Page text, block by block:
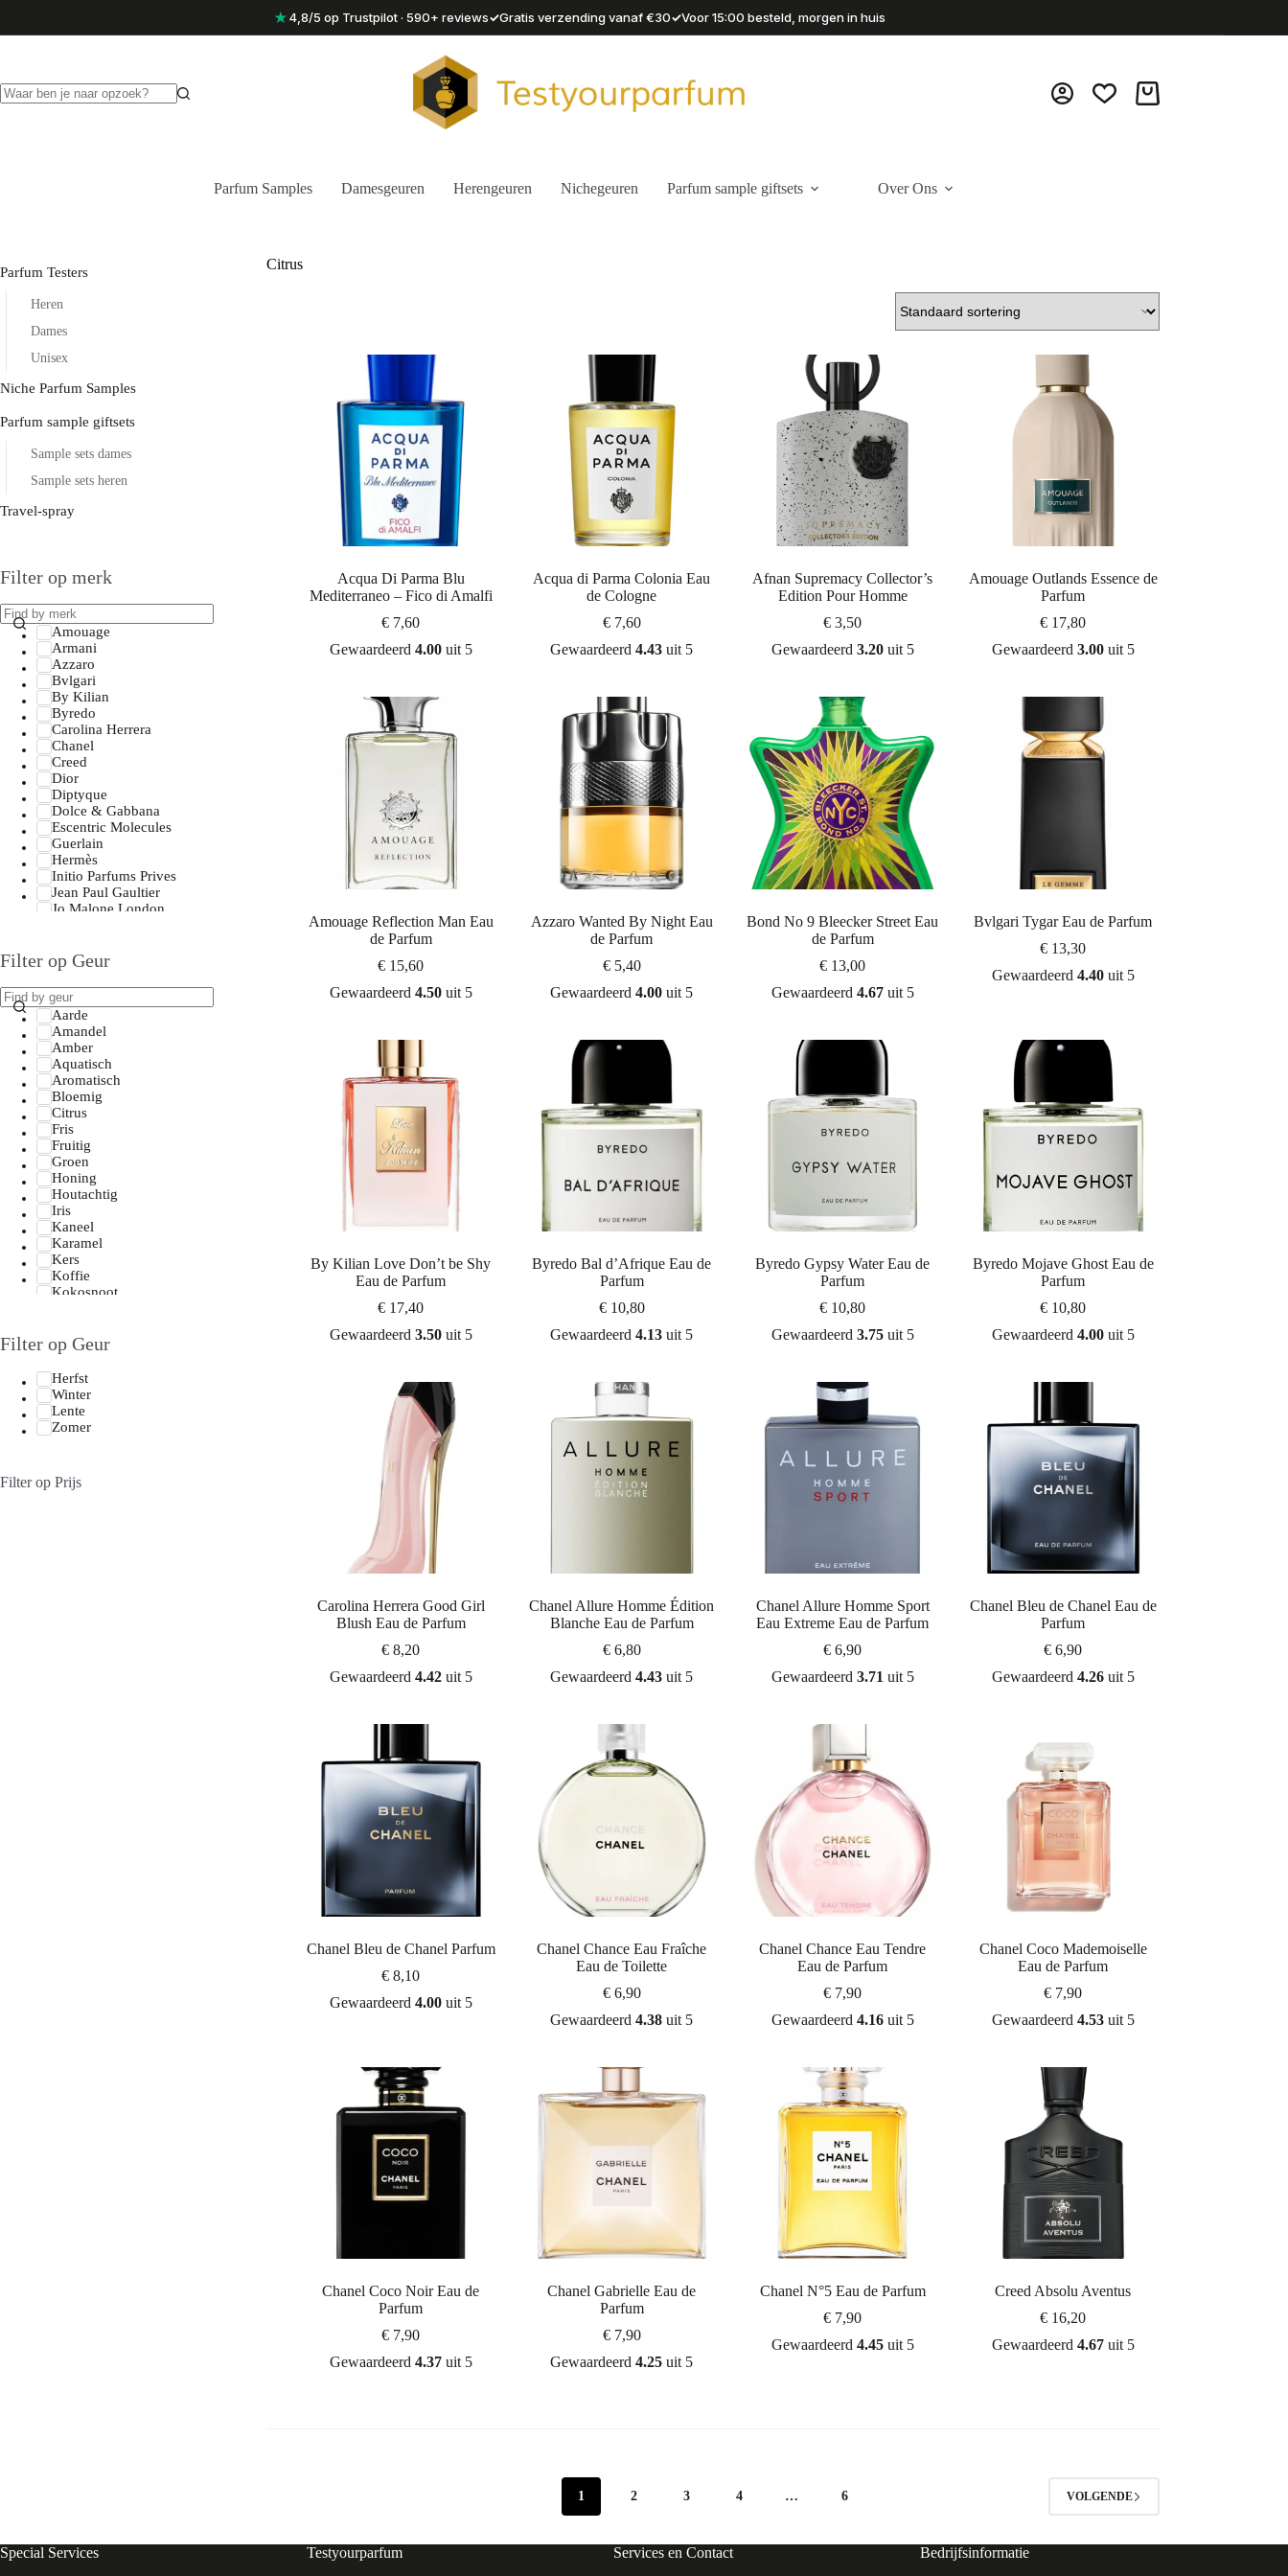
★4,8/5 op Trustpilot · 590+ reviews✓Gratis verzending vanaf €30✓Voor 15:00 besteld, morgen in huis
Winkelwagen
Parfum Samples Damesgeuren Herengeuren Nichegeuren Parfum sample giftsets Over Ons
Citrus
Acqua Di Parma Blu
Mediterraneo – Fico di Amalfi
€ 7,60
Gewaardeerd 4.00uit 5
Acqua di Parma Colonia Eau
de Cologne
€7,60
Gewaardeerd4.43 uit 5
Afnan Supremacy Collector’s
Edition Pour Homme
€ 3,50
Gewaardeerd 3.20uit 5
Amouage Outlands Essence de
Parfum
€ 17,80
Gewaardeerd 3.00uit 5
Amouage Reflection Man Eau
de Parfum
€ 15,60
Gewaardeerd 4.50uit 5
Azzaro Wanted By Night Eau
de Parfum
€5,40
Gewaardeerd4.00 uit 5
Bond No 9 Bleecker Street Eau
de Parfum
€ 13,00
Gewaardeerd 4.67uit 5
Bvlgari Tygar Eau de Parfum
€ 13,30
Gewaardeerd 4.40uit 5
By Kilian Love Don’t be Shy
Eau de Parfum
€ 17,40
Gewaardeerd 3.50uit 5
Byredo Bal d’Afrique Eau de
Parfum
€10,80
Gewaardeerd4.13 uit 5
Byredo Gypsy Water Eau de
Parfum
€ 10,80
Gewaardeerd 3.75uit 5
Byredo Mojave Ghost Eau de
Parfum
€ 10,80
Gewaardeerd 4.00uit 5
Carolina Herrera Good Girl
Blush Eau de Parfum
€ 8,20
Gewaardeerd 4.42uit 5
Chanel Allure Homme Édition
Blanche Eau de Parfum
€6,80
Gewaardeerd4.43 uit 5
Chanel Allure Homme Sport
Eau Extreme Eau de Parfum
€ 6,90
Gewaardeerd 3.71 uit 5
Chanel Bleu de Chanel Eau de
Parfum
€ 6,90
Gewaardeerd 4.26uit 5
Chanel Bleu de Chanel Parfum
€ 8,10
Gewaardeerd 4.00uit 5
Chanel Chance Eau Fraîche
Eau de Toilette
€6,90
Gewaardeerd4.38 uit 5
Chanel Chance Eau Tendre
Eau de Parfum
€ 7,90
Gewaardeerd 4.16uit 5
Chanel Coco Mademoiselle
Eau de Parfum
€ 7,90
Gewaardeerd 4.53uit 5
Chanel Coco Noir Eau de
Parfum
€ 7,90
Gewaardeerd 4.37uit 5
Chanel Gabrielle Eau de
Parfum
€7,90
Gewaardeerd4.25 uit 5
Chanel N°5 Eau de Parfum
€ 7,90
Gewaardeerd 4.45uit 5
Creed Absolu Aventus
€ 16,20
Gewaardeerd 4.67uit 5
1 2 3 4 … 6 VOLGENDE
Parfum Testers
Heren
Dames
Unisex
Niche Parfum Samples
Parfum sample giftsets
Sample sets dames
Sample sets heren
Travel-spray
Filter op merk
Amouage
Armani
Azzaro
Bvlgari
By Kilian
Byredo
Carolina Herrera
Chanel
Creed
Dior
Diptyque
Dolce & Gabbana
Escentric Molecules
Guerlain
Hermès
Initio Parfums Prives
Jean Paul Gaultier
Jo Malone London
Maison Margiela
Mancera
Mont Blanc
Montale
Moschino
Mugler
Narciso Rodriguez
Nishane
Paco Rabanne
Parfums De Marly
Prada
Rasasi
Roja Parfums
Tom Ford
Versace
Viktor & Rolf
Xerjoff
Yves Saint Laurent
Zadig & Voltaire
Acqua Di Parma
Afnan
Bond No 9
Lattafa
Marc-Antoine Barrois
Orto Parisi
Sospiro
Filter op Geur
Aarde
Amandel
Amber
Aquatisch
Aromatisch
Bloemig
Citrus
Fris
Fruitig
Groen
Honing
Houtachtig
Iris
Kaneel
Karamel
Kers
Koffie
Kokosnoot
Leer
Maritiem
Muskus
Oudh
Patchoeli
Poederig
Roos
Vanille
Filter op Geur
Herfst
Winter
Lente
Zomer
Filter op Prijs
Special Services Testyourparfum Services en Contact Bedrijfsinformatie